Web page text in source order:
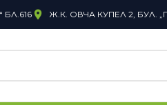
Ж.К. ОВЧА КУПЕЛ 2, БУЛ.